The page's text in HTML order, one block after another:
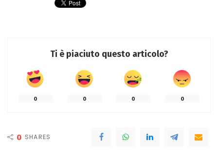
Ti è piaciuto questo articolo?
0 0 0 0
0 SHARES